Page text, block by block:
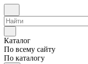
Каталог
По всему сайту
По каталогу